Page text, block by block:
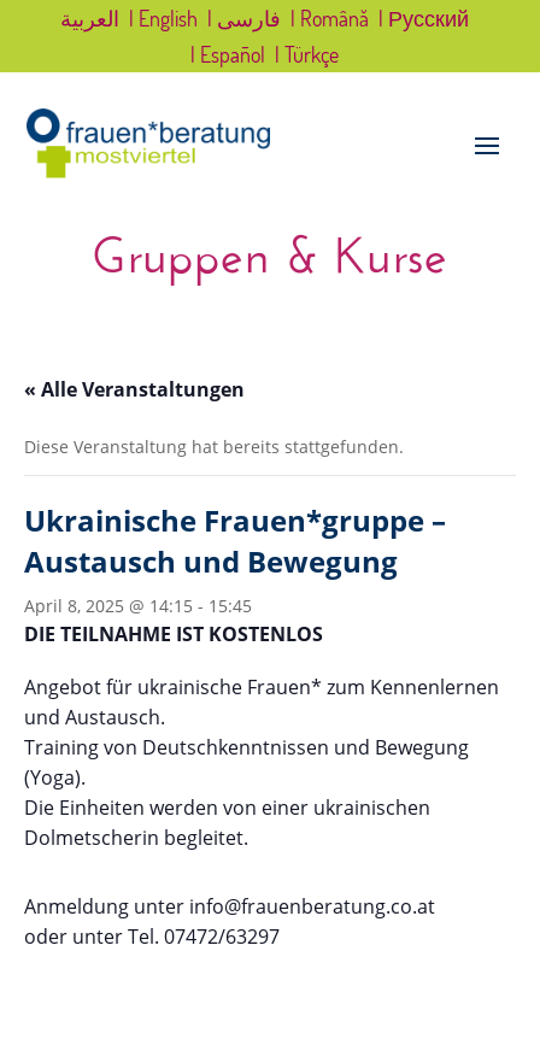
العربية | English | فارسی | Română | Русский
| Español | Türkçe
Gruppen & Kurse
« Alle Veranstaltungen
Diese Veranstaltung hat bereits stattgefunden.
Ukrainische Frauen*gruppe –
Austausch und Bewegung
April 8, 2025 @ 14:15 - 15:45
DIE TEILNAHME IST KOSTENLOS
Angebot für ukrainische Frauen* zum Kennenlernen
und Austausch.
Training von Deutschkenntnissen und Bewegung
(Yoga).
Die Einheiten werden von einer ukrainischen
Dolmetscherin begleitet.
Anmeldung unter info@frauenberatung.co.at
oder unter Tel. 07472/63297